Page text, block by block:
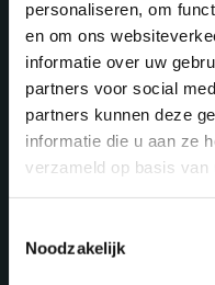
personaliseren, om
en om ons
informatie over uw
partners voor social
partners kunnen deze
informatie die u aan ze
verzameld op basis van
Noodzakelijk